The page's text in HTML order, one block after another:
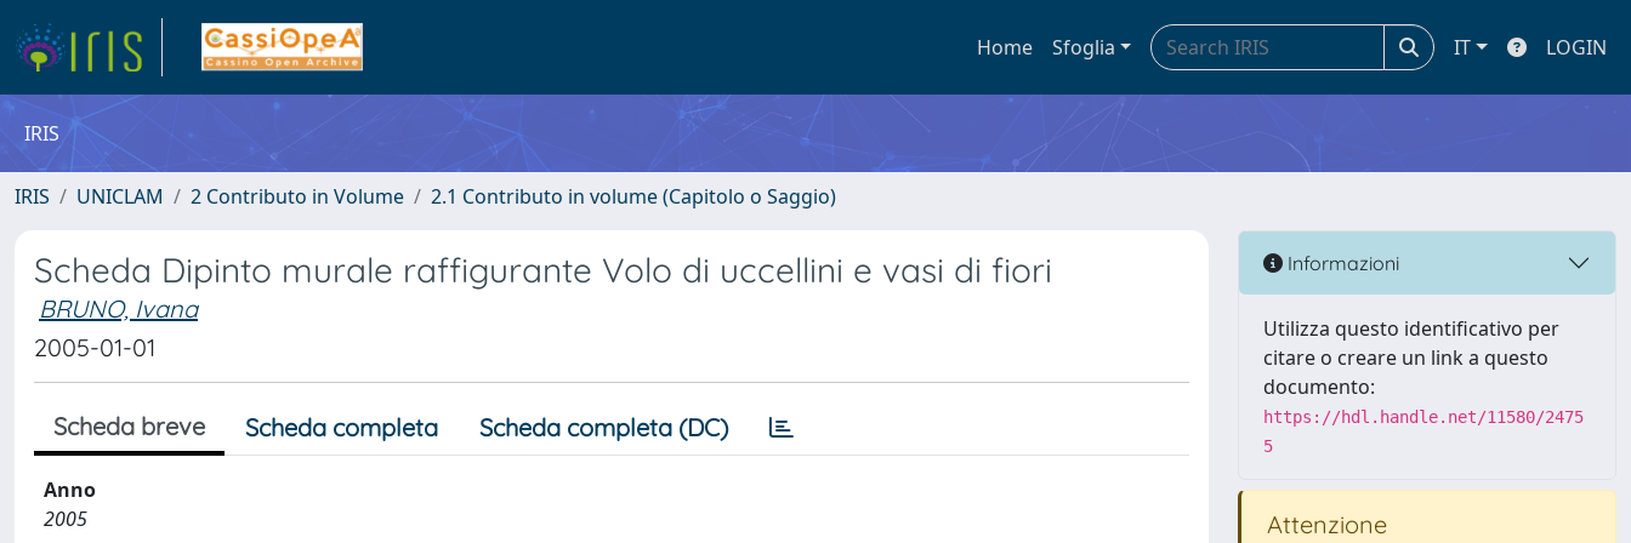
Home Sfoglia IT LOGIN
IRIS
IRIS UNICLAM 2 Contributo in Volume 2.1 Contributo in volume (Capitolo o Saggio)
Scheda Dipinto murale raffigurante Volo di uccellini e vasi di fiori
BRUNO, Ivana
2005-01-01
Scheda breve Scheda completa Scheda completa (DC)
Anno
2005
Informazioni
Utilizza questo identificativo per
citare o creare un link a questo
documento:
https://hdl.handle.net/11580/2475
5
Attenzione